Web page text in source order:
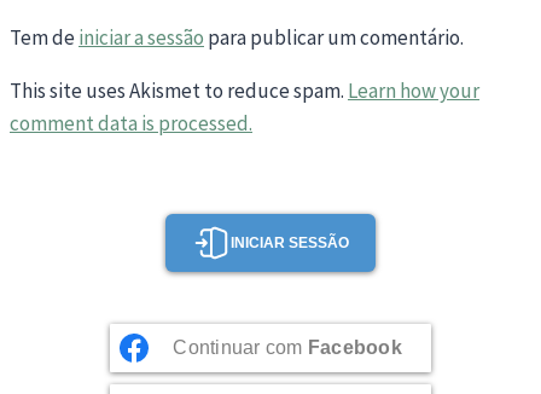
Tem deiniciar a sessão para publicar um comentário.
This site uses Akismet to reduce spam. Learn how your
comment data is processed.
INICIAR SESSÃO
Continuar com Facebook